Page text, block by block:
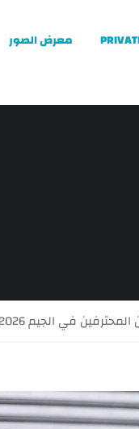
معرض الصور
في الجيم 2026